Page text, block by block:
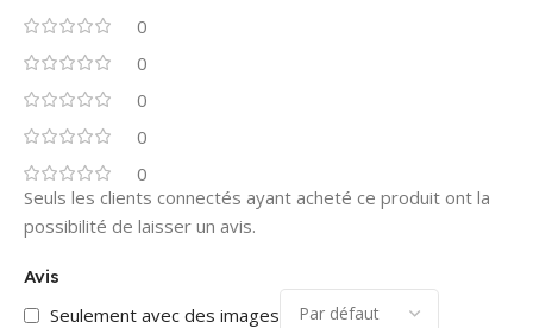
0
0
0
0
0
Avis
Seulement avec des images
Seuls les clients connectés ayant acheté ce produit ont la
possibilité de laisser un avis.